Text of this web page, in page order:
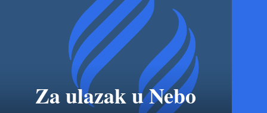
Za ulazak u Nebo